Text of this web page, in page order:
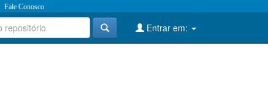
Fale Conosco
Entrar em: